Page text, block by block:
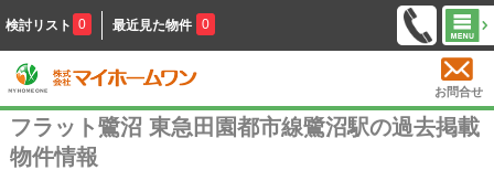
検討リスト 0 最近見た物件 0
お問合せ
フラット鷺沼 東急田園都市線鷺沼駅の過去掲載
物件情報